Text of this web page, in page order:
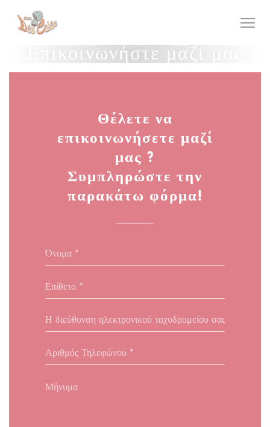
Πίνακας διαχείρισης "Μπισκότων" (Cookies)
Επικοινωνήστε μαζί μας
Θέλετε να
επικοινωνήσετε μαζί
μας ?
Συμπληρώστε την
παρακάτω φόρμα!